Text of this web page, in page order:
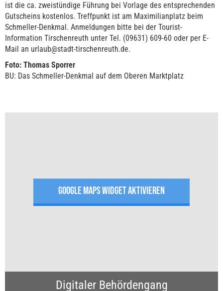
ist die ca. zweistündige Führung bei Vorlage des entsprechenden
Gutscheins kostenlos. Treffpunkt ist am Maximilianplatz beim
Schmeller-Denkmal. Anmeldungen bitte bei der Tourist-
Information Tirschenreuth unter Tel. (09631) 609-60 oder per E-
Mail an urlaub@stadt-tirschenreuth.de.
Foto: Thomas Sporrer
BU: Das Schmeller-Denkmal auf dem Oberen Marktplatz
GOOGLE MAPS WIDGET AKTIVIEREN
Digitaler Behördengang